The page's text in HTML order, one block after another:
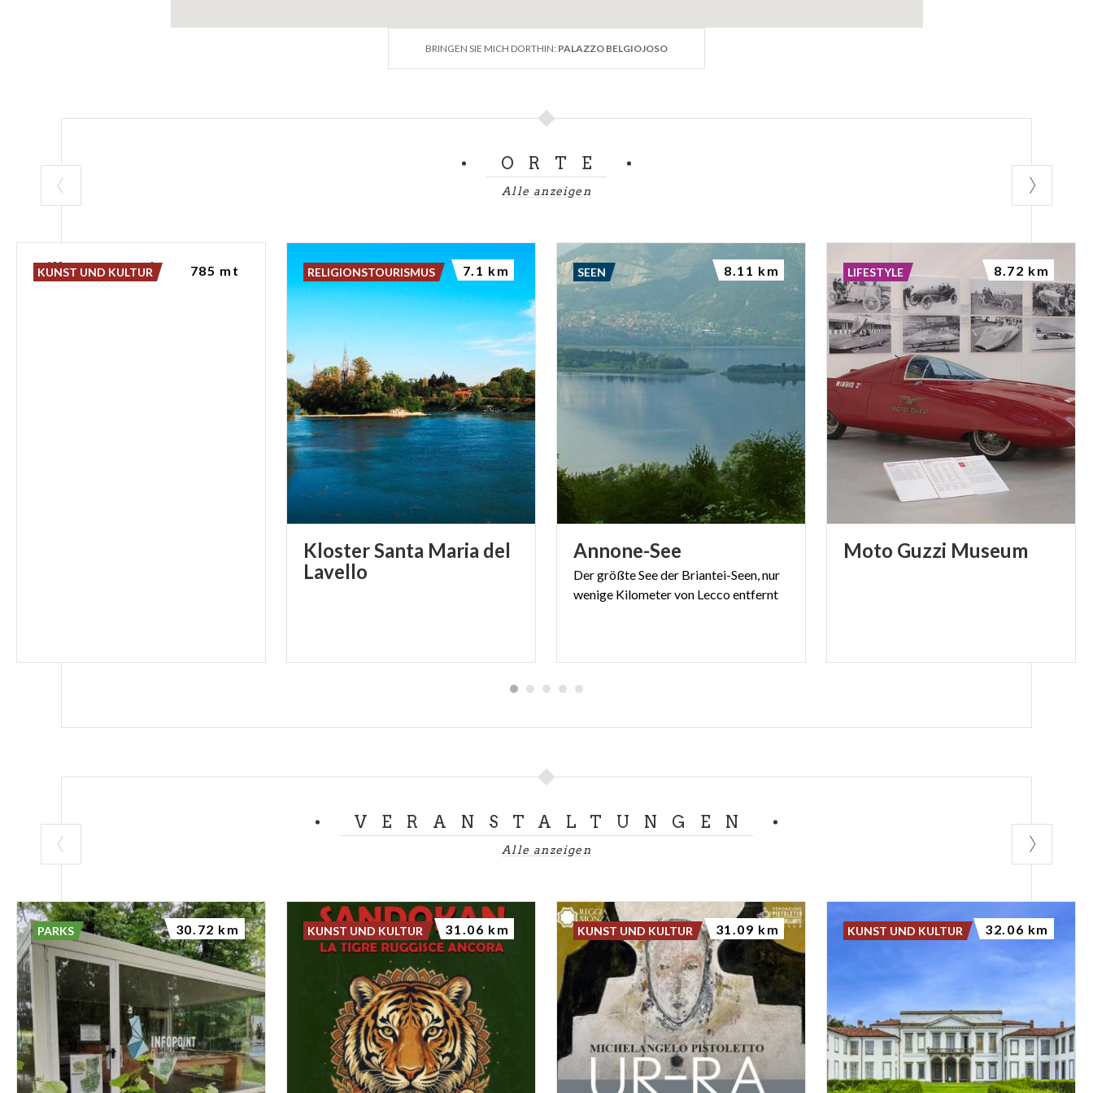
BRINGEN SIE MICH DORTHIN: PALAZZO BELGIOJOSO
ORTE
Alle anzeigen
VillaManzoni
KUNST UND KULTUR 785 mt
Kloster Santa Maria del
Lavello
RELIGIONSTOURISMUS 7.1 km
Annone-See
DergrößteSeeder Briantei-Seen,nur
wenige Kilometervon Leccoentfernt
SEEN 8.11 km
Moto Guzzi Museum
LIFESTYLE 8.72 km
VERANSTALTUNGEN
Alle anzeigen
PARKS 30.72 km KUNST UND KULTUR 31.06 km KUNST UND KULTUR 31.09 km KUNST UND KULTUR 32.06 km